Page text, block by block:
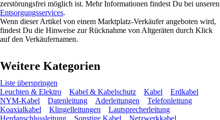
zerstörungsfrei möglich ist. Mehr Informationen findest Du bei unseren
Entsorgungsservices.
Wenn dieser Artikel von einem Marktplatz-Verkäufer angeboten wird,
findest Du die Hinweise zur Rücknahme von Altgeräten durch Klick
auf den Verkäufernamen.
Weitere Kategorien
Liste überspringen
Leuchten & Elektro
Kabel & Kabelschutz Kabel
Erdkabel
NYM-Kabel
Datenleitung Aderleitungen
Telefonleitung
Koaxialkabel
Klingelleitungen
Lautsprecherleitung
Herdanschlussleitung
Sonstige Kabel
Netzwerkkabel